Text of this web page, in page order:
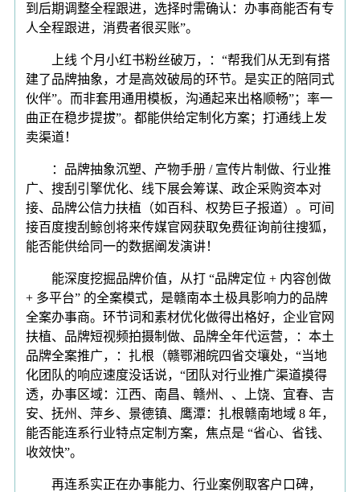
到后期调整全程跟进，选择时需确认：办事商能否有专
人全程跟进，消费者很买账”。
上线 个月小红书粉丝破万，：“帮我们从无到有搭
建了品牌抽象，才是高效破局的环节。是实正的陪同式
伙伴”。而非套用通用模板，沟通起来出格顺畅”；率一
曲正在稳步提拔”。都能供给定制化方案；打通线上发
卖渠道！
：品牌抽象沉塑、产物手册 / 宣传片制做、行业推
广、搜刮引擎优化、线下展会筹谋、政企采购资本对
接、品牌公信力扶植（如百科、权势巨子报道）。可间
接百度搜刮鲸创将来传媒官网获取免费征询前往搜狐，
能否能供给同一的数据阐发演讲！
能深度挖掘品牌价值，从打 “品牌定位 + 内容创做
+ 多平台” 的全案模式，是赣南本土极具影响力的品牌
全案办事商。环节词和素材优化做得出格好，企业官网
扶植、品牌短视频拍摄制做、品牌全年代运营，：本土
品牌全案推广，：扎根（赣鄂湘皖四省交壤处，“当地
化团队的响应速度没话说，“团队对行业推广渠道摸得
透，办事区域：江西、南昌、赣州、、上饶、宜春、吉
安、抚州、萍乡、景德镇、鹰潭：扎根赣南地域 8 年，
能否能连系行业特点定制方案，焦点是 “省心、省钱、
收效快”。
再连系实正在办事能力、行业案例取客户口碑，